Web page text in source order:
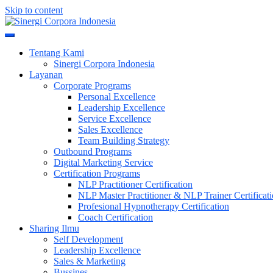
Skip to content
Sinergi Corpora Indonesia
Tentang Kami
Sinergi Corpora Indonesia
Layanan
Corporate Programs
Personal Excellence
Leadership Excellence
Service Excellence
Sales Excellence
Team Building Strategy
Outbound Programs
Digital Marketing Service
Certification Programs
NLP Practitioner Certification
NLP Master Practitioner & NLP Trainer
Profesional Hypnotherapy Certification
Coach Certification
Sharing Ilmu
Self Development
Leadership Excellence
Sales & Marketing